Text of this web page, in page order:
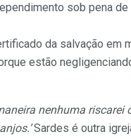
sob pena
da salvação em
estão
nenhuma riscarei
Sardes é outra